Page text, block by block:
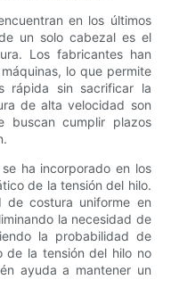
en los últimos
un solo cabezal es el
Los fabricantes han
lo que permite
rápida sin sacrificar la
de alta velocidad son
buscan cumplir plazos
ha incorporado en los
de la tensión del hilo.
de costura uniforme en
la necesidad de
la probabilidad de
de la tensión del hilo no
ayuda a mantener un